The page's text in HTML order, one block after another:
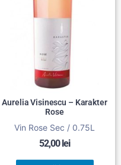
Aurelia Visinescu – Karakter
Rose
Vin Rose Sec / 0.75L
52,00 lei